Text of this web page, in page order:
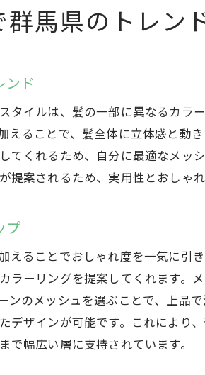
メッシュスタイルで叶える
馬県のトレン
ンド
タイルは、髪の一部に異なるカラ
えることで、髪全体に立体感と動
てくれるため、自分に最適なメ
案されるため、実用性とおしゃ
プ
えることでおしゃれ度を一気に引
ラーリングを提案してくれます
ンのメッシュを選ぶことで、上品
デザインが可能です。これにより
幅広い層に支持されています。